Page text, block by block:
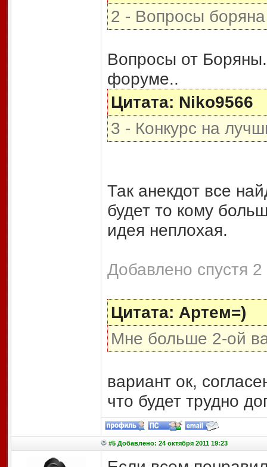
2 - Вопросы
Вопросы от
форуме..
Цитата: Niko9566
3 - Конкурс на
Так анекдот все
будет то кому
идея неплохая.
Добавлено спустя
Цитата: Артем=)
Мне больше 2-ой
вариант ок,
что будет трудно
#5 Добавлено: 24 октября 2011 19:23